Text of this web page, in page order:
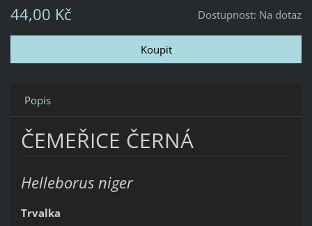
Dostupnost: Na dotaz
44,00 Kč
Popis
ČEMEŘICE ČERNÁ
Helleborus niger
Trvalka